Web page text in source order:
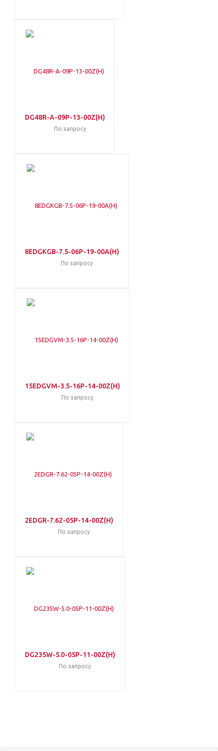
DG48R-A-09P-13-00Z(H)
По запросу
8EDGKGB-7.5-06P-19-00A(H)
По запросу
15EDGVM-3.5-16P-14-00Z(H)
По запросу
2EDGR-7.62-05P-14-00Z(H)
По запросу
DG235W-5.0-05P-11-00Z(H)
По запросу